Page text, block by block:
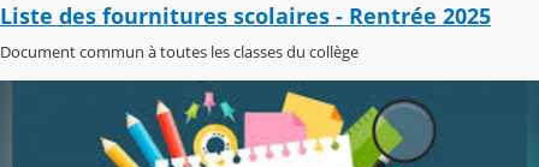
Liste des fournitures scolaires - Rentrée 2025
Document commun à toutes les classes du collège